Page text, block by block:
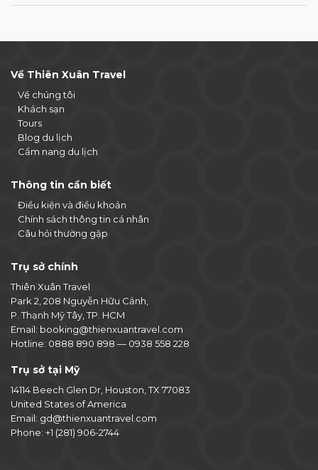
Về Thiên Xuân Travel
Về chúng tôi
Khách sạn
Tours
Blog du lịch
Cẩm nang du lịch
Thông tin cần biết
Điều kiện và điều khoản
Chính sách thông tin cá nhân
Câu hỏi thường gặp
Trụ sở chính
Thiên Xuân Travel
Park 2, 208 Nguyễn Hữu Cảnh,
P. Thạnh Mỹ Tây, TP. HCM
Email: booking@thienxuantravel.com
Hotline: 0888 890 898 — 0938 558 228
Trụ sở tại Mỹ
14114 Beech Glen Dr, Houston, TX 77083
United States of America
Email: gd@thienxuantravel.com
Phone: +1 (281) 906-2744